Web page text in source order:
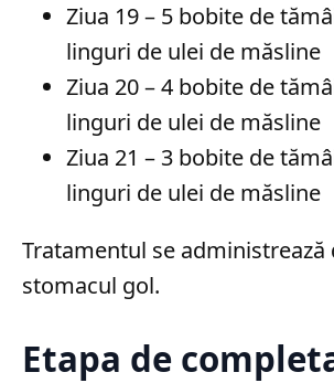
Ziua 19 – 5 bobite de
linguri de ulei de măsline
Ziua 20 – 4 bobite de
linguri de ulei de măsline
Ziua 21 – 3 bobite de
linguri de ulei de măsline
Tratamentul se administrează
stomacul gol.
Etapa de